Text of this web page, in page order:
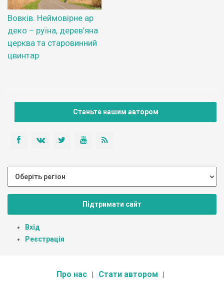
Вовків. Неймовірне ар
деко – руїна, дерев’яна
церква та старовинний
цвинтар
Станьте нашим автором
Підтримати сайт
Вхід
Реєстрація
Про нас Стати автором